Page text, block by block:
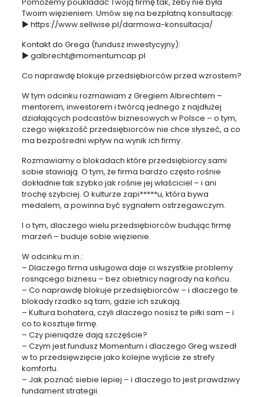
Twoim więzieniem. Umów się na bezpłatną konsultację:
► https://www.sellwise.pl/darmowa-konsultacja/
Kontakt do Grega (fundusz inwestycyjny):
► galbrecht@momentumcap.pl
Co naprawdę blokuje przedsiębiorców przed wzrostem?
W tym odcinku rozmawiam z Gregiem Albrechtem –
mentorem, inwestorem i twórcą jednego z najdłużej
działających podcastów biznesowych w Polsce – o tym,
czego większość przedsiębiorców nie chce słyszeć, a co
ma bezpośredni wpływ na wynik ich firmy.
Rozmawiamy o blokadach które przedsiębiorcy sami
sobie stawiają. O tym, że firma bardzo często rośnie
dokładnie tak szybko jak rośnie jej właściciel – i ani
trochę szybciej. O kulturze zapi*****u, która bywa
medalem, a powinna być sygnałem ostrzegawczym.
I o tym, dlaczego wielu przedsiębiorców budując firmę
marzeń – buduje sobie więzienie.
W odcinku m.in.:
– Dlaczego firma usługowa daje ci wszystkie problemy
rosnącego biznesu – bez obietnicy nagrody na końcu.
– Co naprawdę blokuje przedsiębiorców – i dlaczego te
blokady rzadko są tam, gdzie ich szukają.
– Kultura bohatera, czyli dlaczego nosisz te piłki sam – i
co to kosztuje firmę.
– Czy pieniądze dają szczęście?
– Czym jest fundusz Momentum i dlaczego Greg wszedł
w to przedsięwzięcie jako kolejne wyjście ze strefy
komfortu.
– Jak poznać siebie lepiej – i dlaczego to jest prawdziwy
fundament strategii.